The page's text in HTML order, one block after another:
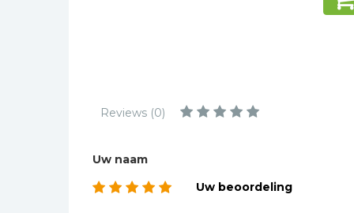
Reviews (0)
Uw naam
Uw beoordeling